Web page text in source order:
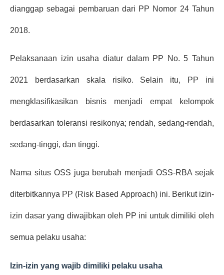
dianggap sebagai pembaruan dari PP Nomor 24 Tahun
2018.
Pelaksanaan izin usaha diatur dalam PP No. 5 Tahun
2021 berdasarkan skala risiko. Selain itu, PP ini
mengklasifikasikan bisnis menjadi empat kelompok
berdasarkan toleransi resikonya; rendah, sedang-rendah,
sedang-tinggi, dan tinggi.
Nama situs OSS juga berubah menjadi OSS-RBA sejak
diterbitkannya PP (Risk Based Approach) ini. Berikut izin-
izin dasar yang diwajibkan oleh PP ini untuk dimiliki oleh
semua pelaku usaha:
Izin-izin yang wajib dimiliki pelaku usaha